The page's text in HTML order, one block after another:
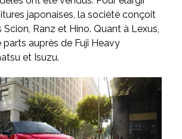
japonaises, la société conçoit
Ranz et Hino. Quant à Lexus,
auprès de Fuji Heavy
et Isuzu.